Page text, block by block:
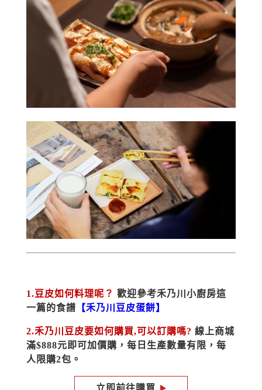
1.豆皮如何料理呢？ 歡迎參考禾乃川小廚房這
一篇的食譜 【禾乃川豆皮蛋餅】
2.禾乃川豆皮要如何購買,可以訂購嗎? 線上商城
滿$888元即可加價購，每日生產數量有限，每
人限購2包。
立即前往購買